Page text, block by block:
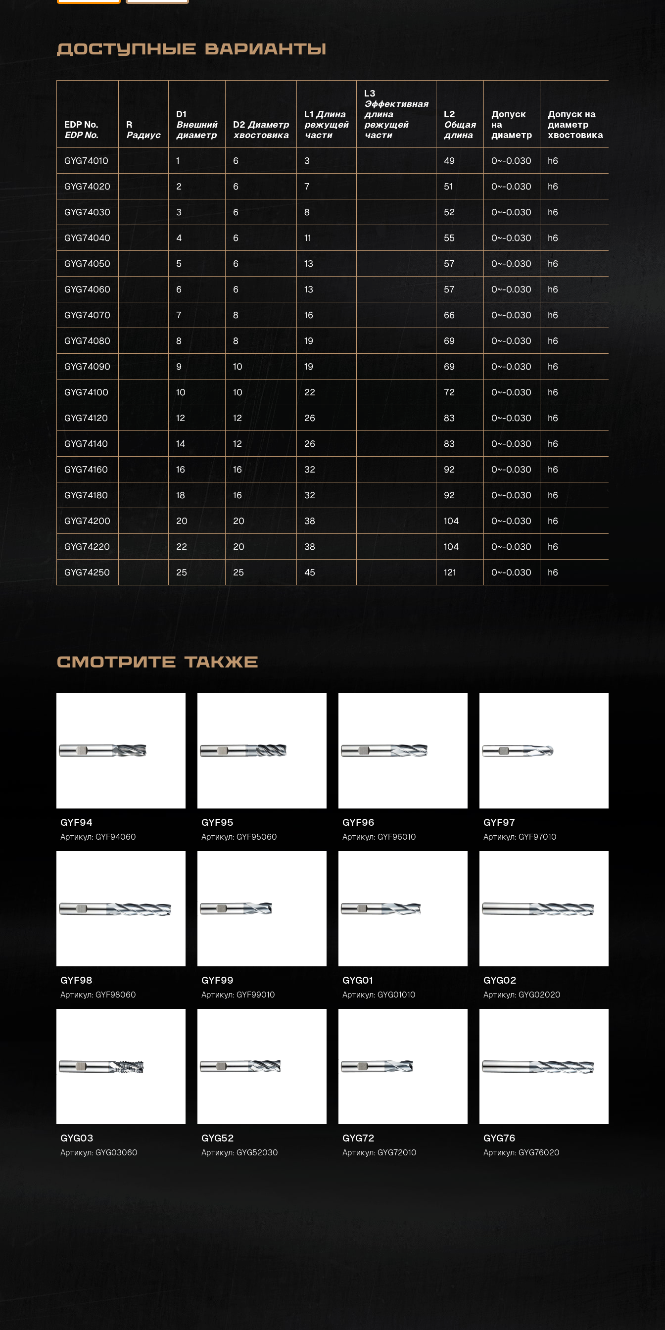
Доступные варианты
EDP No.
EDP No.
R
Радиус
D1
Внешний
диаметр
D2 Диаметр
хвостовика
L1 Длина
режущей
части
L3
Эффективная
длина
режущей
части
L2
Общая
длина
Допуск
на
диаметр
Допуск на
диаметр
хвостовика
GYG74010 1 6 3 49 0~-0.030 h6
GYG74020 2 6 7 51 0~-0.030 h6
GYG74030 3 6 8 52 0~-0.030 h6
GYG74040 4 6 11 55 0~-0.030 h6
GYG74050 5 6 13 57 0~-0.030 h6
GYG74060 6 6 13 57 0~-0.030 h6
GYG74070 7 8 16 66 0~-0.030 h6
GYG74080 8 8 19 69 0~-0.030 h6
GYG74090 9 10 19 69 0~-0.030 h6
GYG74100 10 10 22 72 0~-0.030 h6
GYG74120 12 12 26 83 0~-0.030 h6
GYG74140 14 12 26 83 0~-0.030 h6
GYG74160 16 16 32 92 0~-0.030 h6
GYG74180 18 16 32 92 0~-0.030 h6
GYG74200 20 20 38 104 0~-0.030 h6
GYG74220 22 20 38 104 0~-0.030 h6
GYG74250 25 25 45 121 0~-0.030 h6
Смотрите также
GYF94
Артикул: GYF94060
GYF95
Артикул: GYF95060
GYF96
Артикул: GYF96010
GYF97
Артикул: GYF97010
GYF98
Артикул: GYF98060
GYF99
Артикул: GYF99010
GYG01
Артикул: GYG01010
GYG02
Артикул: GYG02020
GYG03
Артикул: GYG03060
GYG52
Артикул: GYG52030
GYG72
Артикул: GYG72010
GYG76
Артикул: GYG76020